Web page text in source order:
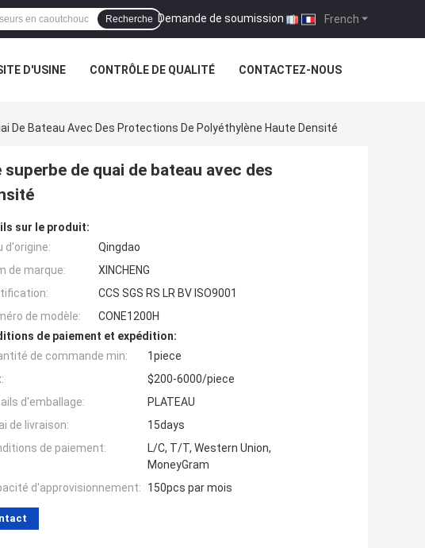
French
Demande de soumission |
Recherche
D'USINE CONTRÔLE DE QUALITÉ CONTACTEZ-NOUS
De Bateau Avec Des Protections De Polyéthylène Haute Densité
de quai de bateau avec des
sur le produit:
d'origine:
Qingdao
de marque:
XINCHENG
CCS SGS RS LR BV ISO9001
de modèle:
CONE1200H
de paiement et expédition:
de commande min:
1piece
$200-6000/piece
d'emballage:
PLATEAU
de livraison:
15days
de paiement:
L/C, T/T, Western Union,
MoneyGram
d'approvisionnement:
150pcs par mois